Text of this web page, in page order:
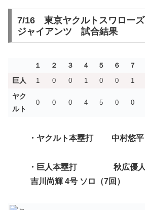
7/16 東京ヤクルトスワロー
ジャイアンツ 試合結果
１ ２ ３ ４ ５ ６ ７
巨人 1 0 0 1 0 0 1
ヤク
ルト
0 0 0 4 5 0 0
・ヤクルト本塁打 中村悠平 4
・巨人本塁打 秋広優人 7
吉川尚輝 4号 ソロ（7回）